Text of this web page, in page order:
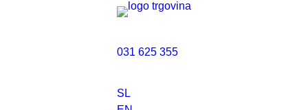
031 625 355
SL